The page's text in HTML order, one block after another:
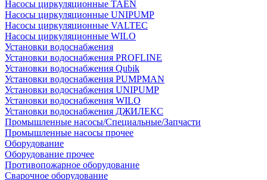
Насосы циркуляционные TAEN
Насосы циркуляционные UNIPUMP
Насосы циркуляционные VALTEC
Насосы циркуляционные WILO
Установки водоснабжения
Установки водоснабжения PROFLINE
Установки водоснабжения Qubik
Установки водоснабжения PUMPMAN
Установки водоснабжения UNIPUMP
Установки водоснабжения WILO
Установки водоснабжения ДЖИЛЕКС
Промышленные насосы/Специальные/Запчасти
Промышленные насосы прочее
Оборудование
Оборудование прочее
Противопожарное оборудование
Сварочное оборудование